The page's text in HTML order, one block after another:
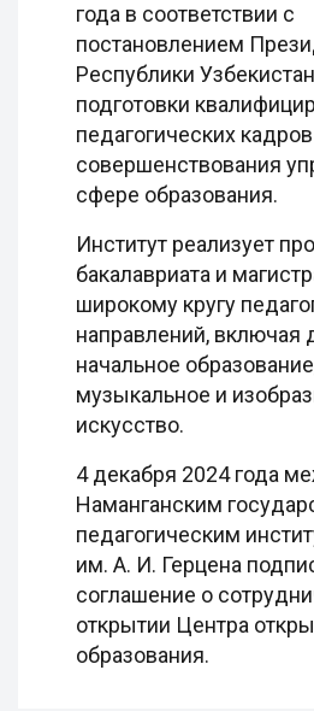
года в соответствии с
постановлением
Республики
подготовки
педагогических
совершенствования
сфере образования.
Институт реализует
бакалавриата и
широкому кругу
направлений, включая
начальное
музыкальное и
искусство.
4 декабря 2024 года
Наманганским
педагогическим
им. А. И. Герцена
соглашение о
открытии Центра
образования.